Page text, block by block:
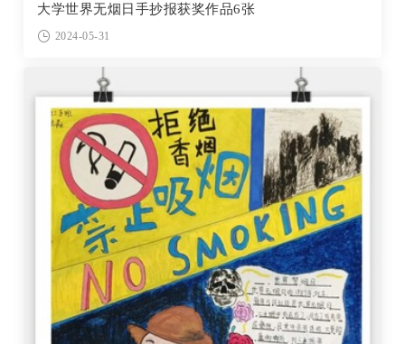
大学世界无烟日手抄报获奖作品6张
2024-05-31